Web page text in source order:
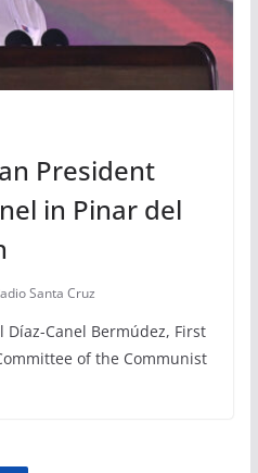
President
in Pinar del
Santa Cruz
Canel Bermúdez, First
of the Communist